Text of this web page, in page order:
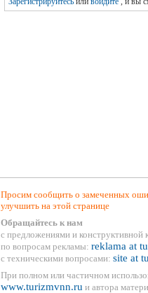
Просим сообщить о замеченных
улучшить на этой странице
Обращайтесь к нам
с предложениями и конструктивной
по вопросам рекламы: reklama at
с техническими вопросами: site at
При полном или частичном
www.turizmvnn.ru и автора